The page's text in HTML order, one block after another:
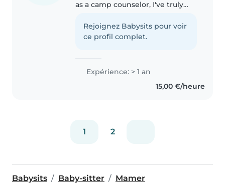
as a camp counselor, I've truly
with children and helping them!
I've don't babysitting for my
Rejoignez Babysits pour voir
ce profil complet.
Expérience: > 1 an
15,00 €/heure
1 2
Babysits Baby-sitter Mamer